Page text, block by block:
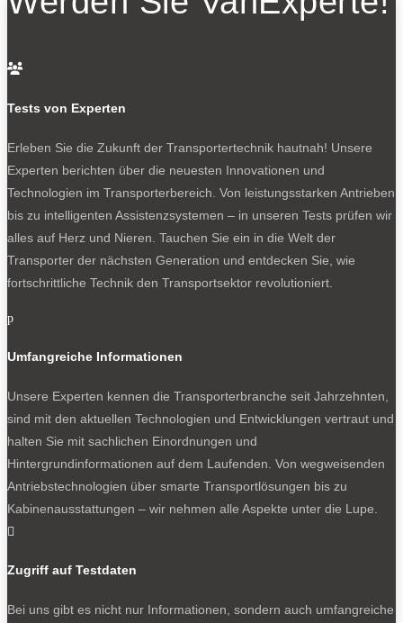

Tests von Experten
Erleben Sie die Zukunft der Transportertechnik hautnah! Unsere
Experten berichten über die neuesten Innovationen und
Technologien im Transporterbereich. Von leistungsstarken Antrieben
bis zu intelligenten Assistenzsystemen – in unseren Tests prüfen wir
alles auf Herz und Nieren. Tauchen Sie ein in die Welt der
Transporter der nächsten Generation und entdecken Sie, wie
fortschrittliche Technik den Transportsektor revolutioniert.
p
Umfangreiche Informationen
Unsere Experten kennen die Transporterbranche seit Jahrzehnten,
sind mit den aktuellen Technologien und Entwicklungen vertraut und
halten Sie mit sachlichen Einordnungen und
Hintergrundinformationen auf dem Laufenden. Von wegweisenden
Antriebstechnologien über smarte Transportlösungen bis zu
Kabinenausstattungen – wir nehmen alle Aspekte unter die Lupe.

Zugriff auf Testdaten
Bei uns gibt es nicht nur Informationen, sondern auch umfangreiche